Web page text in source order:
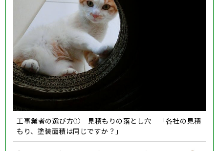
工事業者の選び方① 見積もりの落とし穴 「各社の見積
もり、塗装面積は同じですか？」